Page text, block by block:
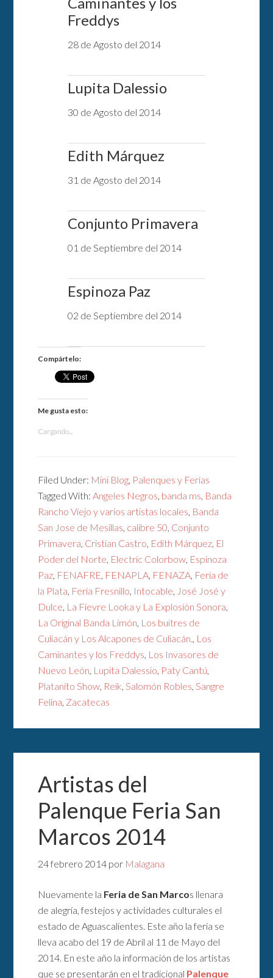
Freddys
28 de Agosto del 2014
Lupita Dalessio
30 de Agosto del 2014
Edith Márquez
31 de Agosto del 2014
Conjunto Primavera
01 de Septiembre del 2014
Espinoza Paz
02 de Septiembre del 2014
Compártelo:
Me gusta esto:
Cargando...
Filed Under: Mini Blog, Palenques y Ferias
Tagged With:Angeles Negros, banda ms, Banda
Rancho Viejo y varios artistas locales, Banda
San Jose de Mesillas, calibre 50, Conjunto
Primavera, Cristian Castro, Edith Márquez, El
Poder del Norte, Electric Colorbow, Espinoza
Paz, FENAFRE, FENAPLA, FENAZA, Feria de
la Plata, Feria Fresnillo, Intocable, José José y
Dulce, La Fievre Looka y La Explosión Sonora,
La Original Banda Limón, Los buitres de
Culiacán y Los Alcapones de Culiacán., Los
Caminantes y los Freddys, Los Invasores de
Nuevo León, Lupita Dalessio, Paty Cantú,
Platanito Show, Reik,Salomón Robles,Sangre
Felina, Zacatecas
Artistas del
Palenque Feria San
Marcos 2014
24 febrero 2014 por Malagana
Nuevamente la Feria de San Marcos llenara
de alegría, festejos y actividades culturales el
estado de Aguascalientes. Este año la feria se
lleva acabo del 19 de Abril al 11 de Mayo del
2014. En este año la información de los artistas
que se presentarán en el tradicional Palenque